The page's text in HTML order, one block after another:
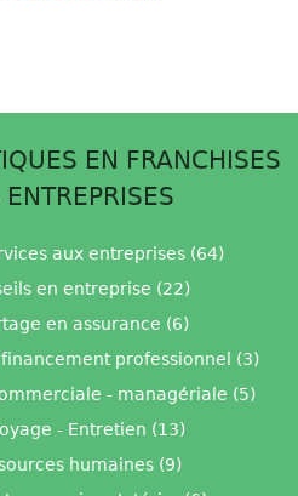
EN FRANCHISES
aux entreprises (64)
en entreprise (22)
en assurance (6)
professionnel (3)
- managériale (5)
- Entretien (13)
humaines (9)